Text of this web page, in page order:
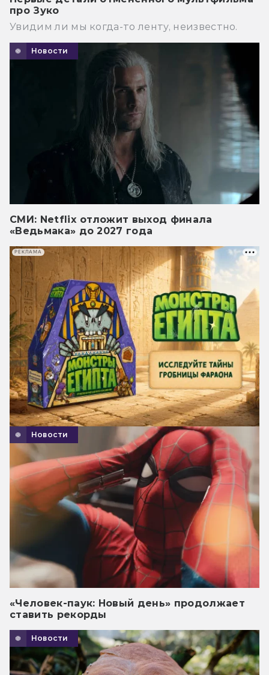
про Зуко
Увидим ли мы когда-то ленту, неизвестно.
Новости
СМИ: Netflix отложит выход финала
«Ведьмака» до 2027 года
Новости
«Человек-паук: Новый день» продолжает
ставить рекорды
Новости
РЕКЛАМА